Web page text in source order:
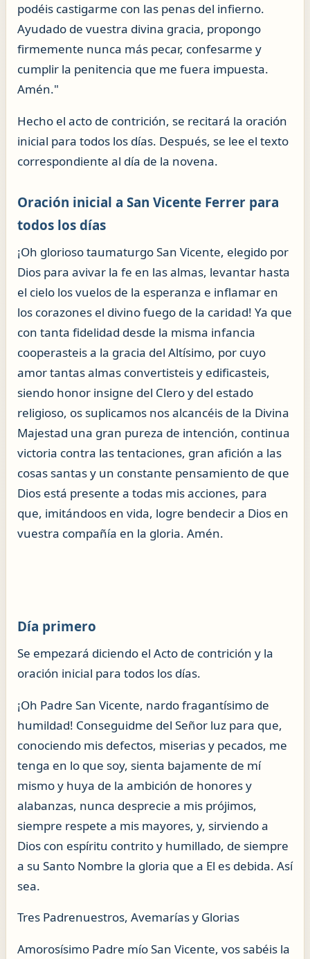
podéis castigarme con las penas del infierno.
Ayudado de vuestra divina gracia, propongo
firmemente nunca más pecar, confesarme y
cumplir la penitencia que me fuera impuesta.
Amén."
Hecho el acto de contrición, se recitará la oración
inicial para todos los días. Después, se lee el texto
correspondiente al día de la novena.
Oración inicial a San Vicente Ferrer para
todos los días
¡Oh glorioso taumaturgo San Vicente, elegido por
Dios para avivar la fe en las almas, levantar hasta
el cielo los vuelos de la esperanza e inflamar en
los corazones el divino fuego de la caridad! Ya que
con tanta fidelidad desde la misma infancia
cooperasteis a la gracia del Altísimo, por cuyo
amor tantas almas convertisteis y edificasteis,
siendo honor insigne del Clero y del estado
religioso, os suplicamos nos alcancéis de la Divina
Majestad una gran pureza de intención, continua
victoria contra las tentaciones, gran afición a las
cosas santas y un constante pensamiento de que
Dios está presente a todas mis acciones, para
que, imitándoos en vida, logre bendecir a Dios en
vuestra compañía en la gloria. Amén.
Día primero
Se empezará diciendo el Acto de contrición y la
oración inicial para todos los días.
¡Oh Padre San Vicente, nardo fragantísimo de
humildad! Conseguidme del Señor luz para que,
conociendo mis defectos, miserias y pecados, me
tenga en lo que soy, sienta bajamente de mí
mismo y huya de la ambición de honores y
alabanzas, nunca desprecie a mis prójimos,
siempre respete a mis mayores, y, sirviendo a
Dios con espíritu contrito y humillado, de siempre
a su Santo Nombre la gloria que a El es debida. Así
sea.
Tres Padrenuestros, Avemarías y Glorias
Amorosísimo Padre mío San Vicente, vos sabéis la